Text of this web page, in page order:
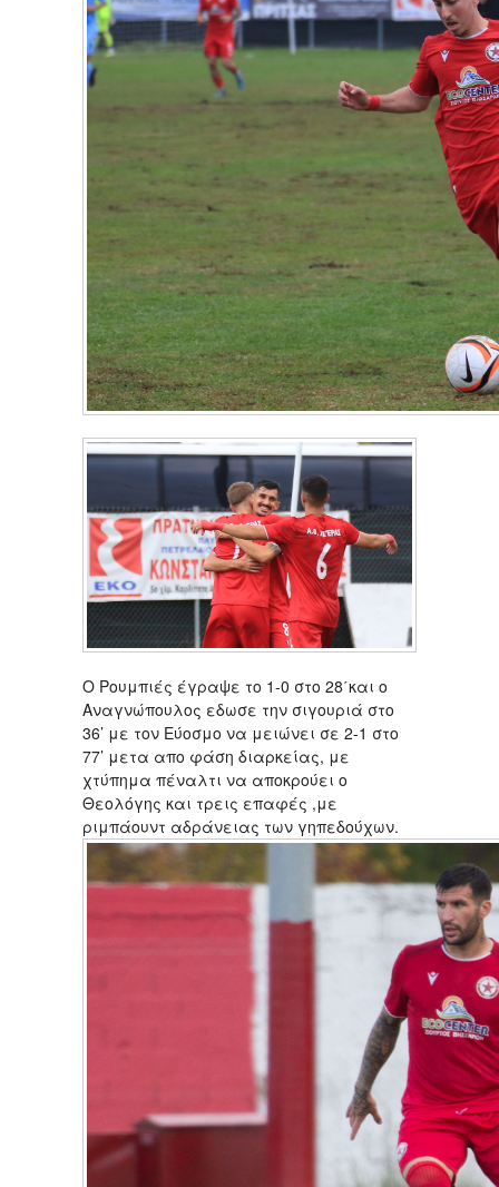
Ο Ρουμπιές έγραψε το 1-0 στο 28΄και ο
Αναγνώπουλος εδωσε την σιγουριά στο
36’ με τον Εύοσμο να μειώνει σε 2-1 στο
77’ μετα απο φάση διαρκείας, με
χτύπημα πέναλτι να αποκρούει ο
Θεολόγης και τρεις επαφές ,με
ριμπάουντ αδράνειας των γηπεδούχων.